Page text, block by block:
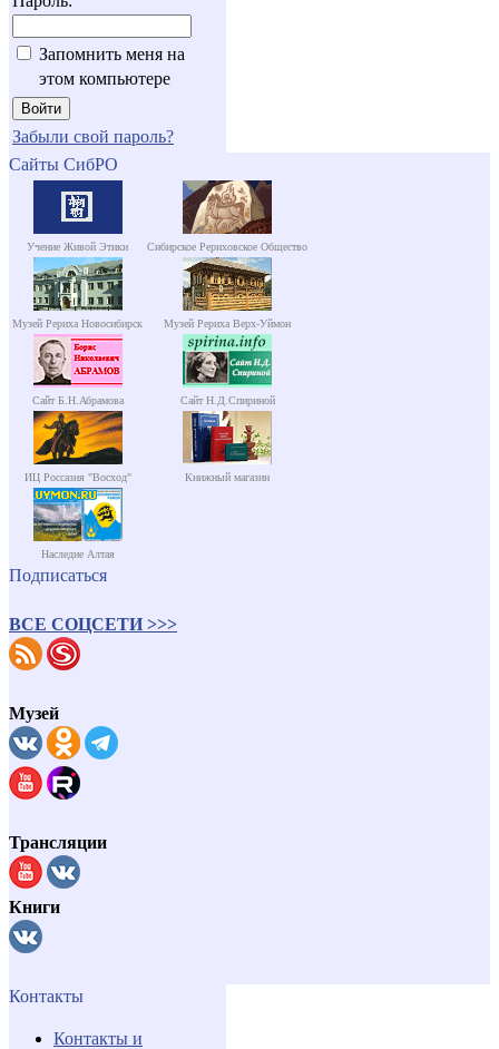
Запомнить меня на
этом компьютере
Забыли свой пароль?
Сайты СибРО
Учение Живой Этики Сибирское Рериховское Общество
Музей Рериха Новосибирск Музей Рериха Верх-Уймон
Сайт Б.Н.Абрамова Сайт Н.Д.Спириной
ИЦ Россазия "Восход" Книжный магазин
Наследие Алтая
Подписаться
ВСЕ СОЦСЕТИ >>>
Музей
Трансляции
Книги
Контакты
Контакты и